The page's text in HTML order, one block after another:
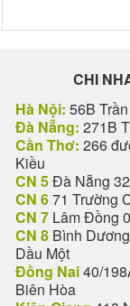
CHI
Hà Nội: 56B
Đà Nẵng: 271B
Cần Thơ: 266
Kiều
CN 5Đà Nẵng
CN 671 Trường
CN 7 Lâm Đồng
CN 8 Bình
Dầu Một
Đồng Nai40/
Biên Hòa